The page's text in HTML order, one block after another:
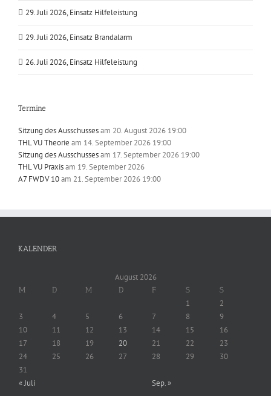
29. Juli 2026, Einsatz Hilfeleistung
29. Juli 2026, Einsatz Brandalarm
26. Juli 2026, Einsatz Hilfeleistung
Termine
Sitzung des Ausschussesam 20. August 2026 19:00
THL VU Theorie am 14. September 2026 19:00
Sitzung des Ausschussesam 17. September 2026 19:00
THL VU Praxisam 19. September 2026
A7 FWDV 10am 21. September 2026 19:00
KALENDER
August 2026
M D M D F S S
1
2
3
4 5 6 7 8
9
10
11 12 13 14 15
16
17
18 19 20 21 22
23
24
25 26 27 28 29
30
31
« Juli
Sep. »